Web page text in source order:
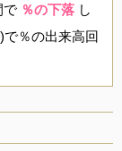
で ％の下落 し
％の出来高回